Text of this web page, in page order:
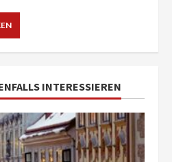
INTERESSIEREN